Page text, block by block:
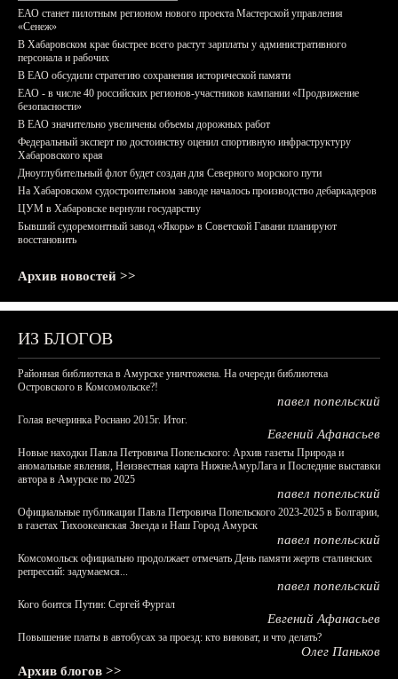
ЕАО станет пилотным регионом нового проекта Мастерской управления
«Сенеж»
В Хабаровском крае быстрее всего растут зарплаты у административного
персонала и рабочих
В ЕАО обсудили стратегию сохранения исторической памяти
ЕАО - в числе 40 российских регионов-участников кампании «Продвижение
безопасности»
В ЕАО значительно увеличены объемы дорожных работ
Федеральный эксперт по достоинству оценил спортивную инфраструктуру
Хабаровского края
Дноуглубительный флот будет создан для Северного морского пути
На Хабаровском судостроительном заводе началось производство дебаркадеров
ЦУМ в Хабаровске вернули государству
Бывший судоремонтный завод «Якорь» в Советской Гавани планируют
восстановить
Архив новостей >>
ИЗ БЛОГОВ
Районная библиотека в Амурске уничтожена. На очереди библиотека
Островского в Комсомольске?!
павел попельский
Голая вечеринка Роснано 2015г. Итог.
Евгений Афанасьев
Новые находки Павла Петровича Попельского: Архив газеты Природа и
аномальные явления, Неизвестная карта НижнеАмурЛага и Последние выставки
автора в Амурске по 2025
павел попельский
Официальные публикации Павла Петровича Попельского 2023-2025 в Болгарии,
в газетах Тихоокеанская Звезда и Наш Город Амурск
павел попельский
Комсомольск официально продолжает отмечать День памяти жертв сталинских
репрессий: задумаемся...
павел попельский
Кого боится Путин: Сергей Фургал
Евгений Афанасьев
Повышение платы в автобусах за проезд: кто виноват, и что делать?
Олег Паньков
Архив блогов >>